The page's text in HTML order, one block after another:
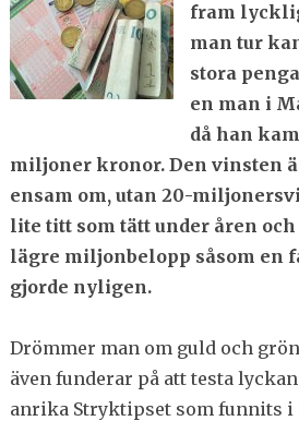
fram
man tur
stora
en man i
då han
miljoner kronor. Den vinsten
ensam om, utan 20-
lite titt som tätt under åren
lägre miljonbelopp såsom en
gjorde nyligen.
Drömmer man om guld och
även funderar på att testa
anrika Stryktipset som funnits i